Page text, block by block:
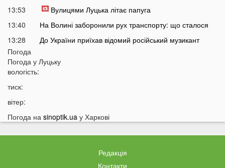
13:53
Вулицями Луцька літає папуга
13:40
На Волині заборонили рух транспорту: що сталося
13:28
До України приїхав відомий російський музикант
13:14
мали б: що відбувається
12:26
серпні
У Луцьку чоловік вдарив сусіда дверима: за конфлікт
доведеться дорого заплатити
Погода
Погода у Луцьку
вологість:
тиск:
вітер:
Погода на sinoptik.ua у Харкові
Редакція
Контакти